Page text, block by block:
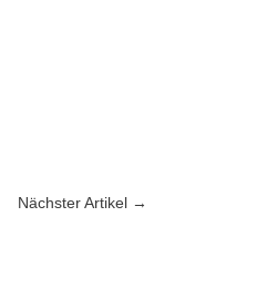
Nächster Artikel →